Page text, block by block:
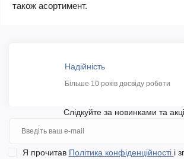
також асортимент.
Надійність
Більше 10 років досвіду роботи
Слідкуйте за новинками та
Я прочитав Політика конфіденційності і